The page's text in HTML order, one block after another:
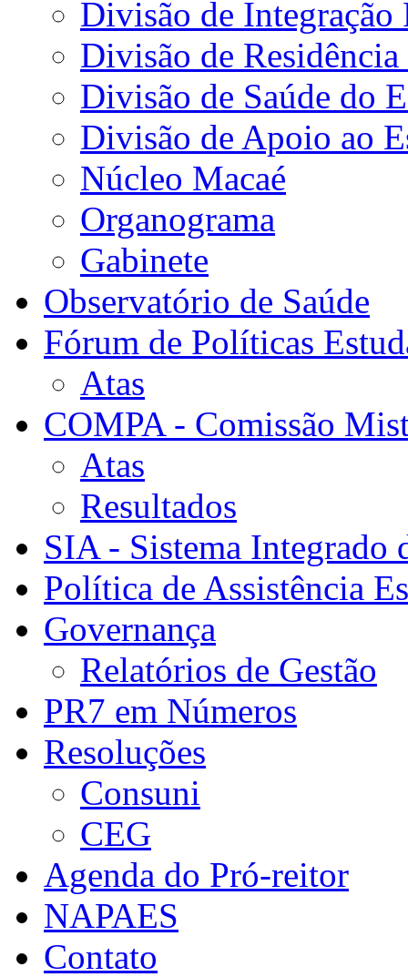
Divisão de Integração
Divisão de
Divisão de Saúde do
Divisão de Apoio ao
Núcleo Macaé
Organograma
Gabinete
Observatório de Saúde
Fórum de Políticas
Atas
COMPA - Comissão
Atas
Resultados
SIA - Sistema Integrado
Política de Assistência
Governança
Relatórios de Gestão
PR7 em Números
Resoluções
Consuni
CEG
Agenda do Pró-reitor
NAPAES
Contato